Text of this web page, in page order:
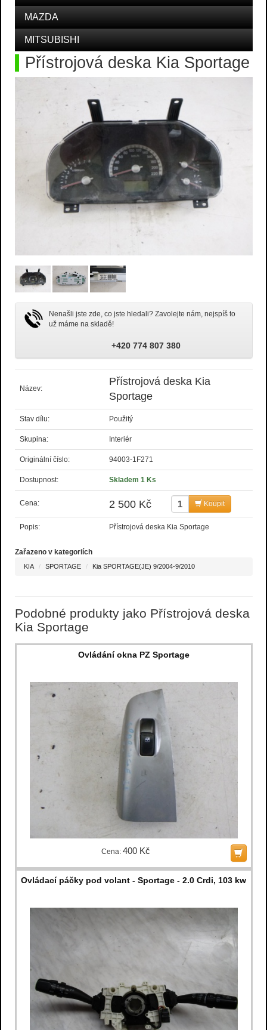
MAZDA
MITSUBISHI
Přístrojová deska Kia Sportage
Nenašli jste zde, co jste hledali? Zavolejte nám, nejspíš to
už máme na skladě!
+420 774 807 380
Název:
Přístrojová deska Kia
Sportage
Stav dílu: Použitý
Skupina: Interiér
Originální číslo: 94003-1F271
Dostupnost: Skladem 1 Ks
Cena: 2 500 Kč Koupit
Popis: Přístrojová deska Kia Sportage
Zařazeno v kategoriích
KIA SPORTAGE Kia SPORTAGE(JE) 9/2004-9/2010
Podobné produkty jako Přístrojová deska
Kia Sportage
Ovládání okna PZ Sportage
Cena: 400 Kč
Ovládací páčky pod volant - Sportage - 2.0 Crdi, 103 kw